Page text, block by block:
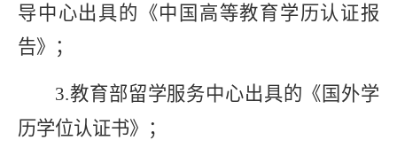
导中心出具的《中国高等教育学历认证报
告》；
3.教育部留学服务中心出具的《国外学
历学位认证书》；